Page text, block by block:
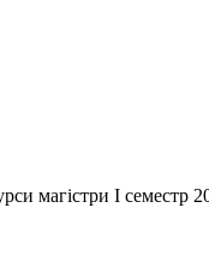
магістри І семестр